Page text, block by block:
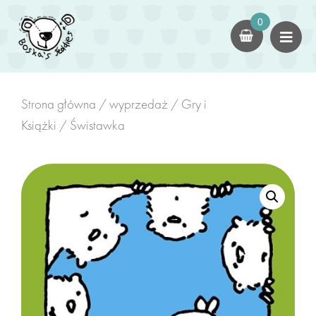
×
Kokony
czapki
dla dzieci
Kokony Dziecięce
Kombinezony/Rampersy
zabawki
0
Strona główna /wyprzedaż / Gry i
Książki / Świstawka